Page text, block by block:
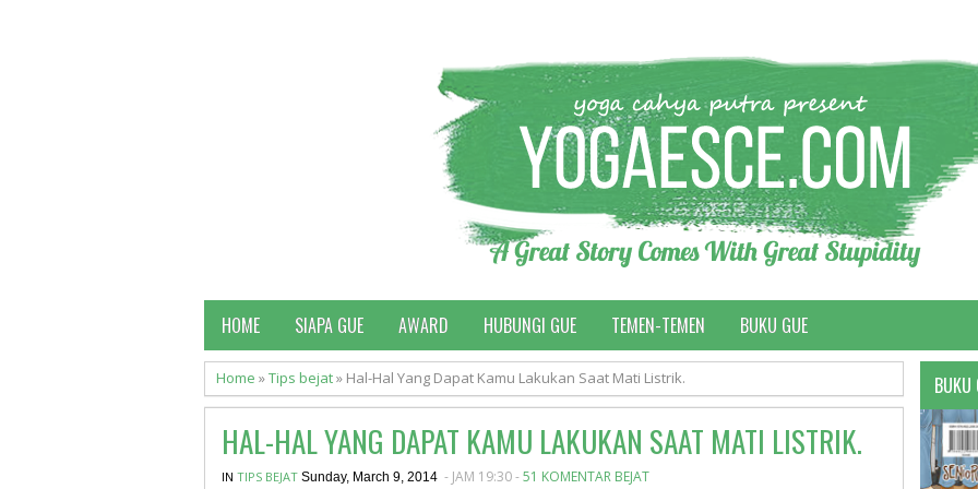
HOME SIAPA GUE AWARD HUBUNGI GUE TEMEN-TEMEN BUKU GUE
Home »Tips bejat» Hal-Hal Yang Dapat Kamu Lakukan Saat Mati Listrik.
HAL-HAL YANG DAPAT KAMU LAKUKAN SAAT MATI LISTRIK.
IN TIPS BEJAT Sunday, March 9, 2014 - JAM 19:30 -51 KOMENTAR BEJAT
BUKU